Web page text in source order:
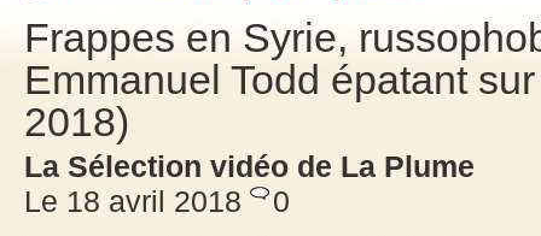
Frappes en Syrie,
Emmanuel Todd épatant
2018)
La Sélection vidéo de La Plume
Le 18 avril 2018
0